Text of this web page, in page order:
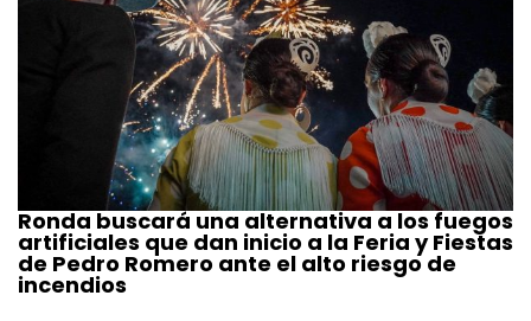
Ronda buscará una alternativa a los fuegos
artificiales que dan inicio a la Feria y Fiestas
de Pedro Romero ante el alto riesgo de
incendios